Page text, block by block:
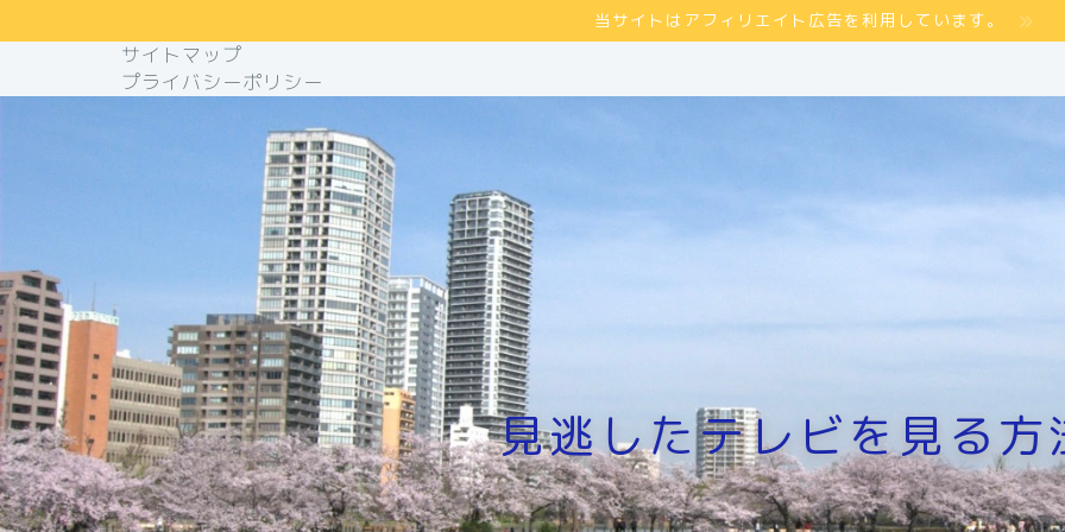
当サイトはアフィリエイト広告を利用しています。
サイトマップ
プライバシーポリシー
見逃したテレビを見る方